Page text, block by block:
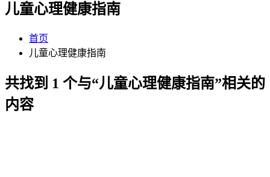
儿童心理健康指南
首页
儿童心理健康指南
共找到 1 个与“儿童心理健康指南”相关的
内容